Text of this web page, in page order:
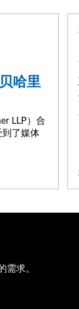
哈里
LLP）合
了媒体
求。